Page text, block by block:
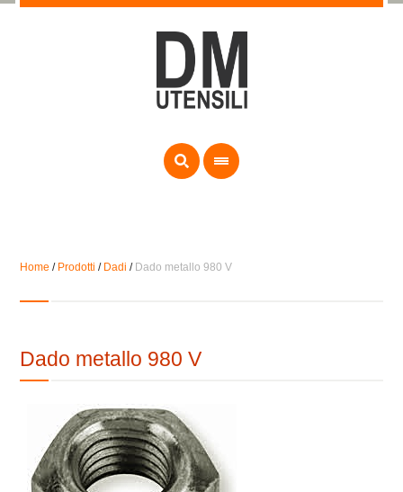
Home / Prodotti / Dadi / Dado metallo 980 V
Dado metallo 980 V